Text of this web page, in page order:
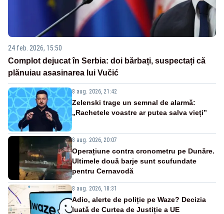
24 feb. 2026, 15:50
Complot dejucat în Serbia: doi bărbați, suspectați că
plănuiau asasinarea lui Vučić
8 aug. 2026, 21:42
Zelenski trage un semnal de alarmă:
„Rachetele voastre ar putea salva vieți”
8 aug. 2026, 20:07
Operațiune contra cronometru pe Dunăre.
Ultimele două barje sunt scufundate
pentru Cernavodă
8 aug. 2026, 18:31
Adio, alerte de poliție pe Waze? Decizia
luată de Curtea de Justiție a UE